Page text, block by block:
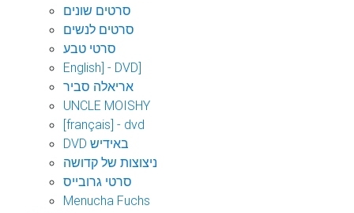
סרטים שונים
סרטים לנשים
סרטי טבע
English] - DVD]
אריאלה סביר
UNCLE MOISHY
[français] - dvd
DVD באידיש
ניצוצות של קדושה
סרטי גרובייס
Menucha Fuchs